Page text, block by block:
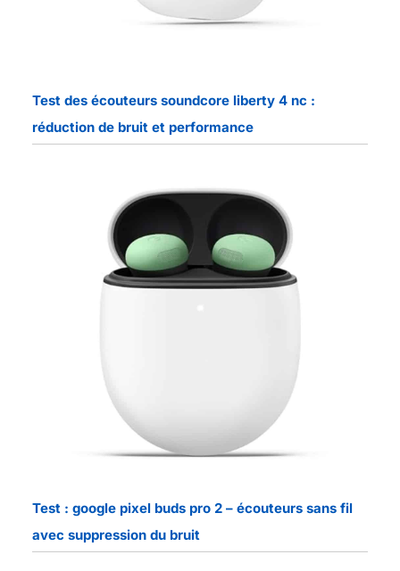
Test des écouteurs soundcore liberty 4 nc :
réduction de bruit et performance
Test : google pixel buds pro 2 – écouteurs sans fil
avec suppression du bruit